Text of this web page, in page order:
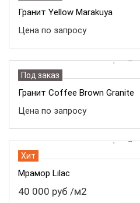
Гранит Yellow Marakuya
Цена по запросу
Под заказ
Гранит Coffee Brown Granite
Цена по запросу
Хит
Мрамор Lilac
40 000 руб /м2